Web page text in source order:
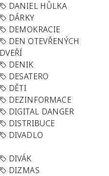
DANIEL HŮLKA
DÁRKY
DEMOKRACIE
DEN OTEVŘENÝCH
DVEŘÍ
DENIK
DESATERO
DĚTI
DEZINFORMACE
DIGITAL DANGER
DISTRIBUCE
DIVADLO
DIVÁK
DIZMAS